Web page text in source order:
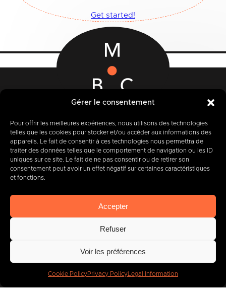
Gérer le consentement
Pour offrir les meilleures expériences, nous utilisons des technologies
telles que les cookies pour stocker et/ou accéder aux informations des
appareils. Le fait de consentir à ces technologies nous permettra de
traiter des données telles que le comportement de navigation ou les ID
uniques sur ce site. Le fait de ne pas consentir ou de retirer son
consentement peut avoir un effet négatif sur certaines caractéristiques
et fonctions.
Accepter
Refuser
Voir les préférences
Cookie PolicyPrivacy Policy Legal Information
Get started!
12-14 Rue des Quatre Fils Aymon
+32 (0) 65 39 95 70
info@imbc.be
Today, partner to
companies.